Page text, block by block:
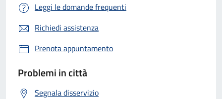
Leggi le domande frequenti
Richiedi assistenza
Prenota appuntamento
Problemi in città
Segnala disservizio